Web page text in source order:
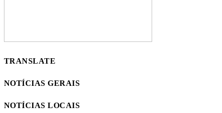
TRANSLATE
NOTÍCIAS GERAIS
NOTÍCIAS LOCAIS